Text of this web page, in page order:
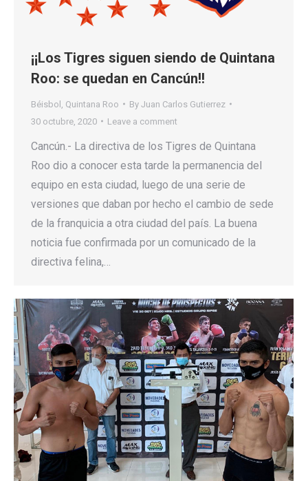
¡¡Los Tigres siguen siendo de Quintana
Roo: se quedan en Cancún!!
Béisbol Quintana Roo By Juan Carlos Gutierrez
30 octubre, 2020
Leave a comment
Cancún.- La directiva de los Tigres de Quintana
Roo dio a conocer esta tarde la permanencia del
equipo en esta ciudad, luego de una serie de
versiones que daban por hecho el cambio de sede
de la franquicia a otra ciudad del país. La buena
noticia fue confirmada por un comunicado de la
directiva felina,…